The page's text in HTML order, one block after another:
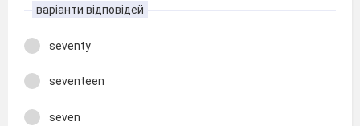
варіанти відповідей
seventy
seventeen
seven